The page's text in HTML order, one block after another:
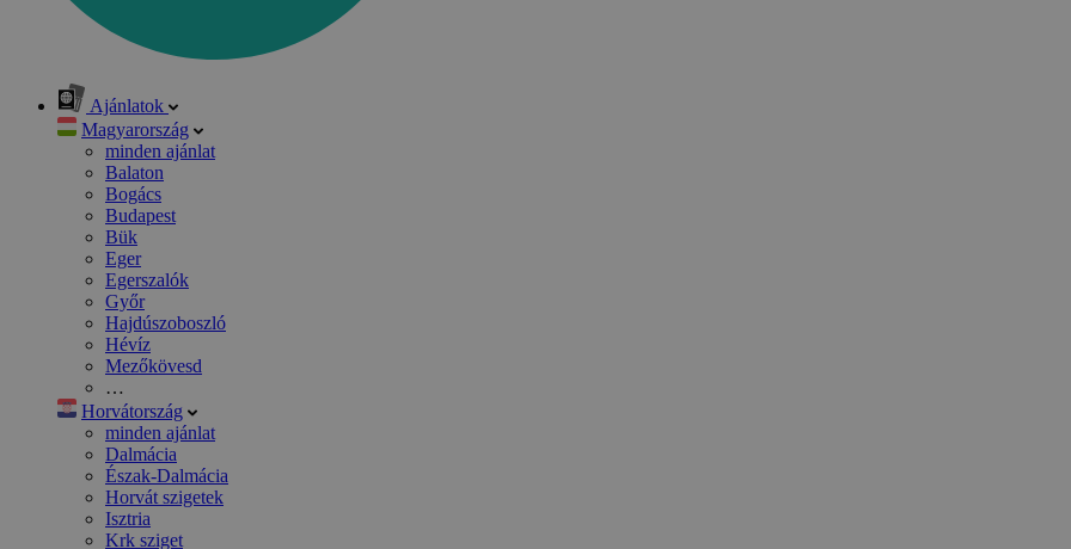
Ajánlatok
Magyarország
minden ajánlat
Balaton
Bogács
Budapest
Bük
Eger
Egerszalók
Győr
Hajdúszoboszló
Hévíz
Mezőkövesd
…
Horvátország
minden ajánlat
Dalmácia
Észak-Dalmácia
Horvát szigetek
Isztria
Krk sziget